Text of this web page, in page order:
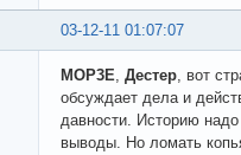
03-12-11 01:07:07
MOP3E, Дестер, вот
обсуждает дела и
давности. Историю
выводы. Но ломать